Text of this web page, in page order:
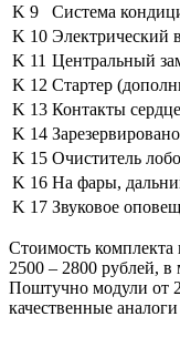
K 9
Система
K 10 Электрический
K 11 Центральный
K 12 Стартер
K 13 Контакты
K 14 Зарезервировано
K 15 Очиститель
K 16 На фары,
K 17 Звуковое
Стоимость комплекта
2500 – 2800 рублей,
Поштучно модули от
качественные